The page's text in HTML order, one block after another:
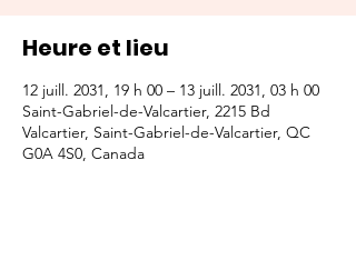
Heure et lieu
12 juill. 2031, 19 h 00 – 13 juill. 2031, 03 h 00
Saint-Gabriel-de-Valcartier, 2215 Bd
Valcartier, Saint-Gabriel-de-Valcartier, QC
G0A 4S0, Canada